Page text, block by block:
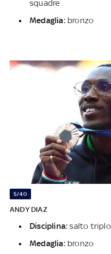
squadre
Medaglia:bronzo
5/40
ANDY DIAZ
Disciplina:salto triplo
Medaglia:bronzo